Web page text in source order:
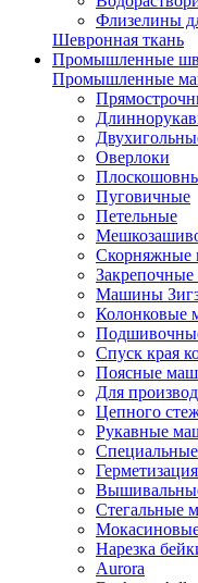
Флизелины
Шевронная ткань
Промышленные
Промышленные
Оверлоки
Пуговичные
Петельные
Машины
Колонковые
Спуск края
Поясные
Для
Цепного
Рукавные
Стегальные
Нарезка
Aurora